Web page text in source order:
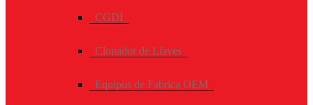
CGDI
Clonador de Llaves
Equipos de Fabrica OEM